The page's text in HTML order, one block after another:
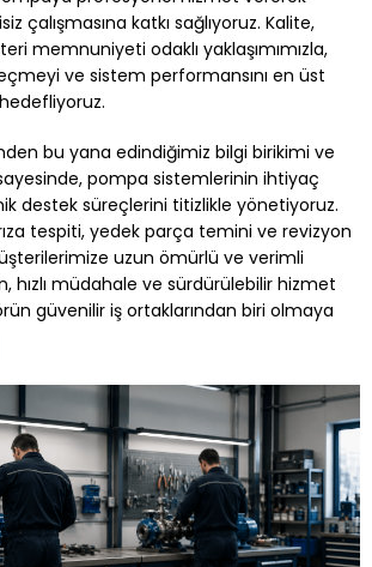
çalışmasına katkı sağlıyoruz. Kalite,
memnuniyeti odaklı yaklaşımımızla,
ve sistem performansını en üst
bu yana edindiğimiz bilgi birikimi ve
pompa sistemlerinin ihtiyaç
destek süreçlerini titizlikle yönetiyoruz.
tespiti, yedek parça temini ve revizyon
uzun ömürlü ve verimli
hızlı müdahale ve sürdürülebilir hizmet
güvenilir iş ortaklarından biri olmaya